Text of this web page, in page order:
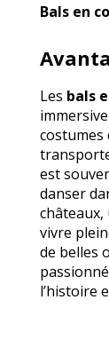
Bals en
Les bals
costumes
est
danser
vivre
de belles
l’histoire